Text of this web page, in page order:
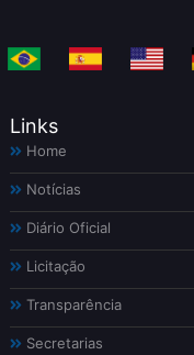
Links
Home
Notícias
Diário Oficial
Licitação
Transparência
Secretarias